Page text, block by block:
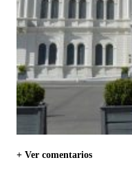
+ Ver comentarios